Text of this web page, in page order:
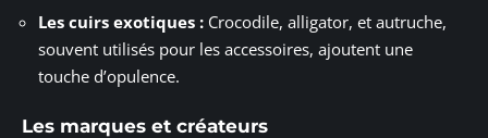
Les cuirs exotiques : Crocodile, alligator, et autruche,
souvent utilisés pour les accessoires, ajoutent une
touche d’opulence.
Les marques et créateurs